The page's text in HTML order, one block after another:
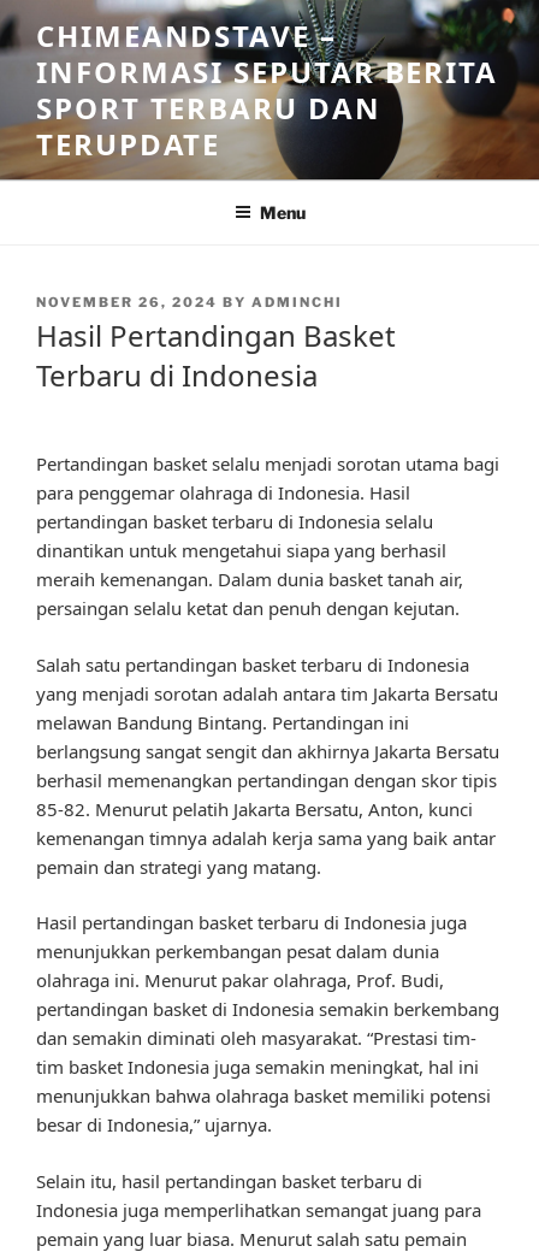
Skip
to
content
CHIMEANDSTAVE –
INFORMASI SEPUTAR BERITA
SPORT TERBARU DAN
TERUPDATE
Menu
POSTED
NOVEMBER 26, 2024 BY ADMINCHI
Hasil Pertandingan Basket
Terbaru di Indonesia
Pertandingan basket selalu menjadi sorotan utama bagi
para penggemar olahraga di Indonesia. Hasil
pertandingan basket terbaru di Indonesia selalu
dinantikan untuk mengetahui siapa yang berhasil
meraih kemenangan. Dalam dunia basket tanah air,
persaingan selalu ketat dan penuh dengan kejutan.
Salah satu pertandingan basket terbaru di Indonesia
yang menjadi sorotan adalah antara tim Jakarta Bersatu
melawan Bandung Bintang. Pertandingan ini
berlangsung sangat sengit dan akhirnya Jakarta Bersatu
berhasil memenangkan pertandingan dengan skor tipis
85-82. Menurut pelatih Jakarta Bersatu, Anton, kunci
kemenangan timnya adalah kerja sama yang baik antar
pemain dan strategi yang matang.
Hasil pertandingan basket terbaru di Indonesia juga
menunjukkan perkembangan pesat dalam dunia
olahraga ini. Menurut pakar olahraga, Prof. Budi,
pertandingan basket di Indonesia semakin berkembang
dan semakin diminati oleh masyarakat. “Prestasi tim-
tim basket Indonesia juga semakin meningkat, hal ini
menunjukkan bahwa olahraga basket memiliki potensi
besar di Indonesia,” ujarnya.
Selain itu, hasil pertandingan basket terbaru di
Indonesia juga memperlihatkan semangat juang para
pemain yang luar biasa. Menurut salah satu pemain